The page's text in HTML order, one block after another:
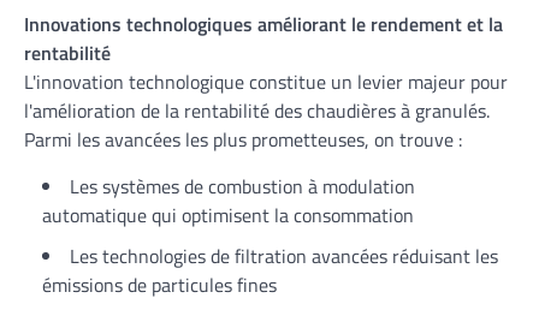
Innovations technologiques améliorant le rendement et la
rentabilité
L'innovation technologique constitue un levier majeur pour
l'amélioration de la rentabilité des chaudières à granulés.
Parmi les avancées les plus prometteuses, on trouve :
Les systèmes de combustion à modulation
automatique qui optimisent la consommation
Les technologies de filtration avancées réduisant les
émissions de particules fines